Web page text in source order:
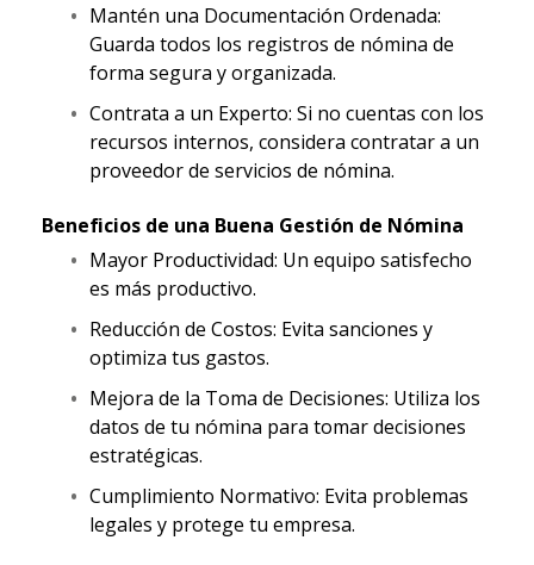
Mantén una Documentación Ordenada:
Guarda todos los registros de nómina de
forma segura y organizada.
Contrata a un Experto: Si no cuentas con los
recursos internos, considera contratar a un
proveedor de servicios de nómina.
Beneficios de una Buena Gestión de Nómina
Mayor Productividad: Un equipo satisfecho
es más productivo.
Reducción de Costos: Evita sanciones y
optimiza tus gastos.
Mejora de la Toma de Decisiones: Utiliza los
datos de tu nómina para tomar decisiones
estratégicas.
Cumplimiento Normativo: Evita problemas
legales y protege tu empresa.